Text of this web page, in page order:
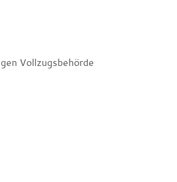
Vollzugsbehörde